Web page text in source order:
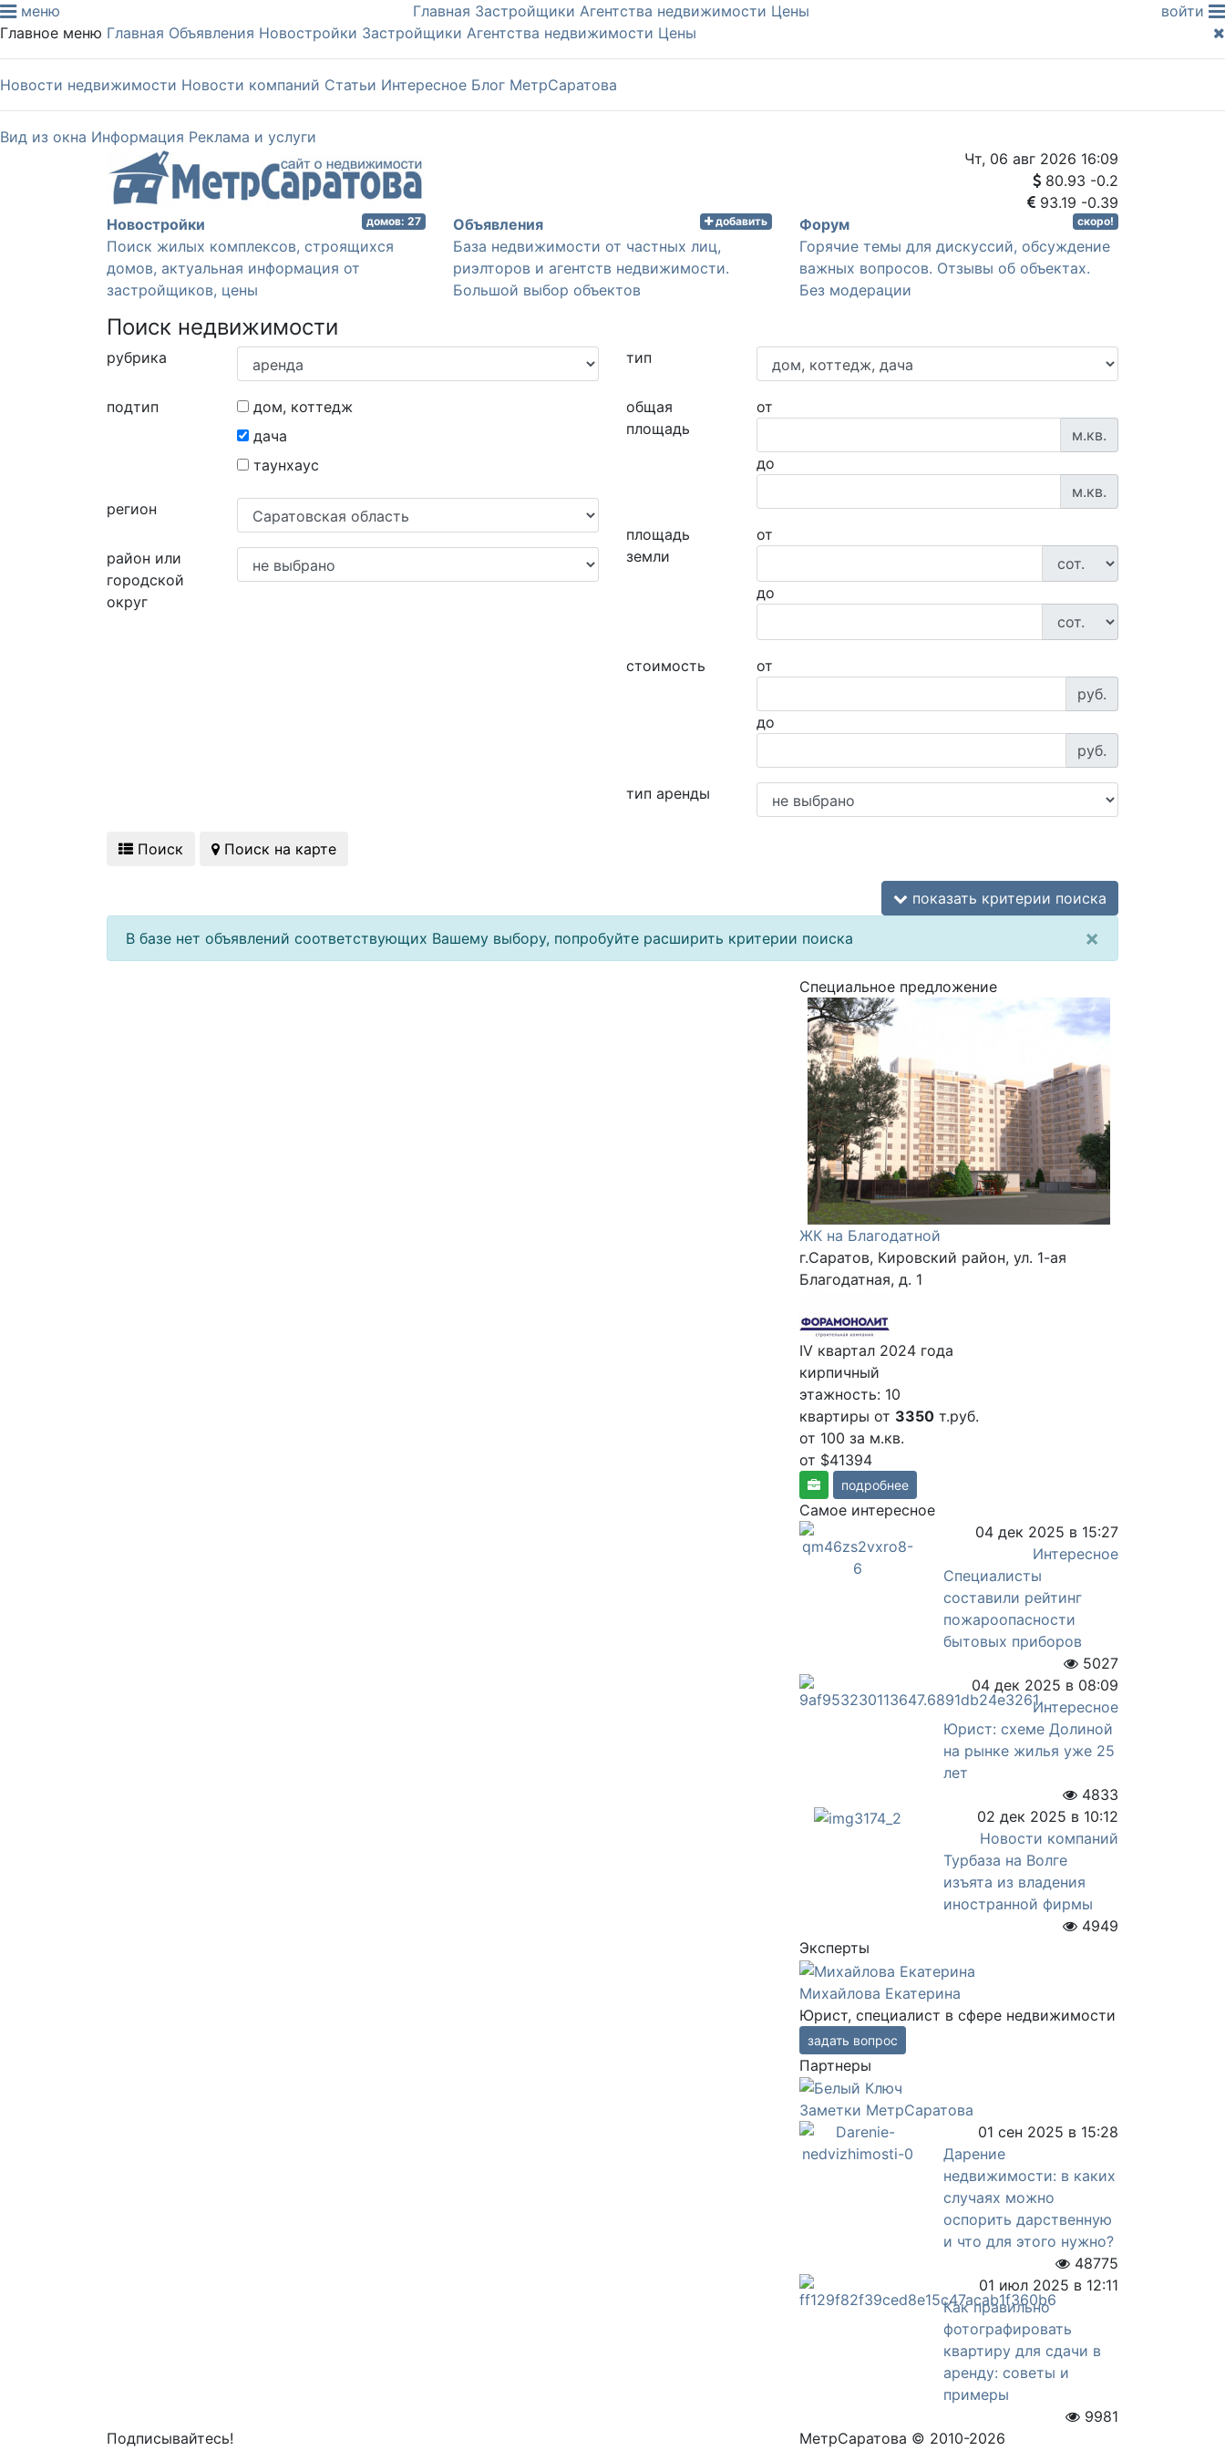
войти
меню Главная Застройщики Агентства недвижимости Цены
Главное меню Главная Объявления Новостройки Застройщики Агентства недвижимости Цены
Новости недвижимости Новости компаний Статьи Интересное Блог МетрСаратова
Вид из окна Информация Реклама и услуги
Чт, 06 авг 2026 16:09
80.93 -0.2
93.19 -0.39
домов: 27
Новостройки
Поиск жилых комплексов, строящихся
домов, актуальная информация от
застройщиков, цены
добавить
Объявления
База недвижимости от частных лиц,
риэлторов и агентств недвижимости.
Большой выбор объектов
скоро!
Форум
Горячие темы для дискуссий, обсуждение
важных вопросов. Отзывы об объектах.
Без модерации
Поиск недвижимости
рубрика тип
подтип
дом, коттедж
дача
таунхаус
регион
район или
городской
округ
общая
площадь
от
м.кв.
до
м.кв.
площадь
земли
от
до
стоимость
от
руб.
до
руб.
тип аренды
Поиск Поиск на карте
показать критерии поиска
×
В базе нет объявлений соответствующих Вашему выбору, попробуйте расширить критерии поиска
Cпециальное предложение
ЖК на Благодатной
г.Саратов, Кировский район, ул. 1-ая
Благодатная, д. 1
IV квартал 2024 года
кирпичный
этажность: 10
квартиры от 3350 т.руб.
от 100 за м.кв.
от $41394
подробнее
Самое интересное
04 дек 2025 в 15:27
Интересное
Специалисты
составили рейтинг
пожароопасности
бытовых приборов
5027
04 дек 2025 в 08:09
Интересное
Юрист: схеме Долиной
на рынке жилья уже 25
лет
4833
02 дек 2025 в 10:12
Новости компаний
Турбаза на Волге
изъята из владения
иностранной фирмы
4949
Эксперты
Михайлова Екатерина
Юрист, специалист в сфере недвижимости
задать вопрос
Партнеры
Заметки МетрСаратова
01 сен 2025 в 15:28
Дарение
недвижимости: в каких
случаях можно
оспорить дарственную
и что для этого нужно?
48775
01 июл 2025 в 12:11
Как правильно
фотографировать
квартиру для сдачи в
аренду: советы и
примеры
9981
Подписывайтесь!
МетрСаратова © 2010-2026